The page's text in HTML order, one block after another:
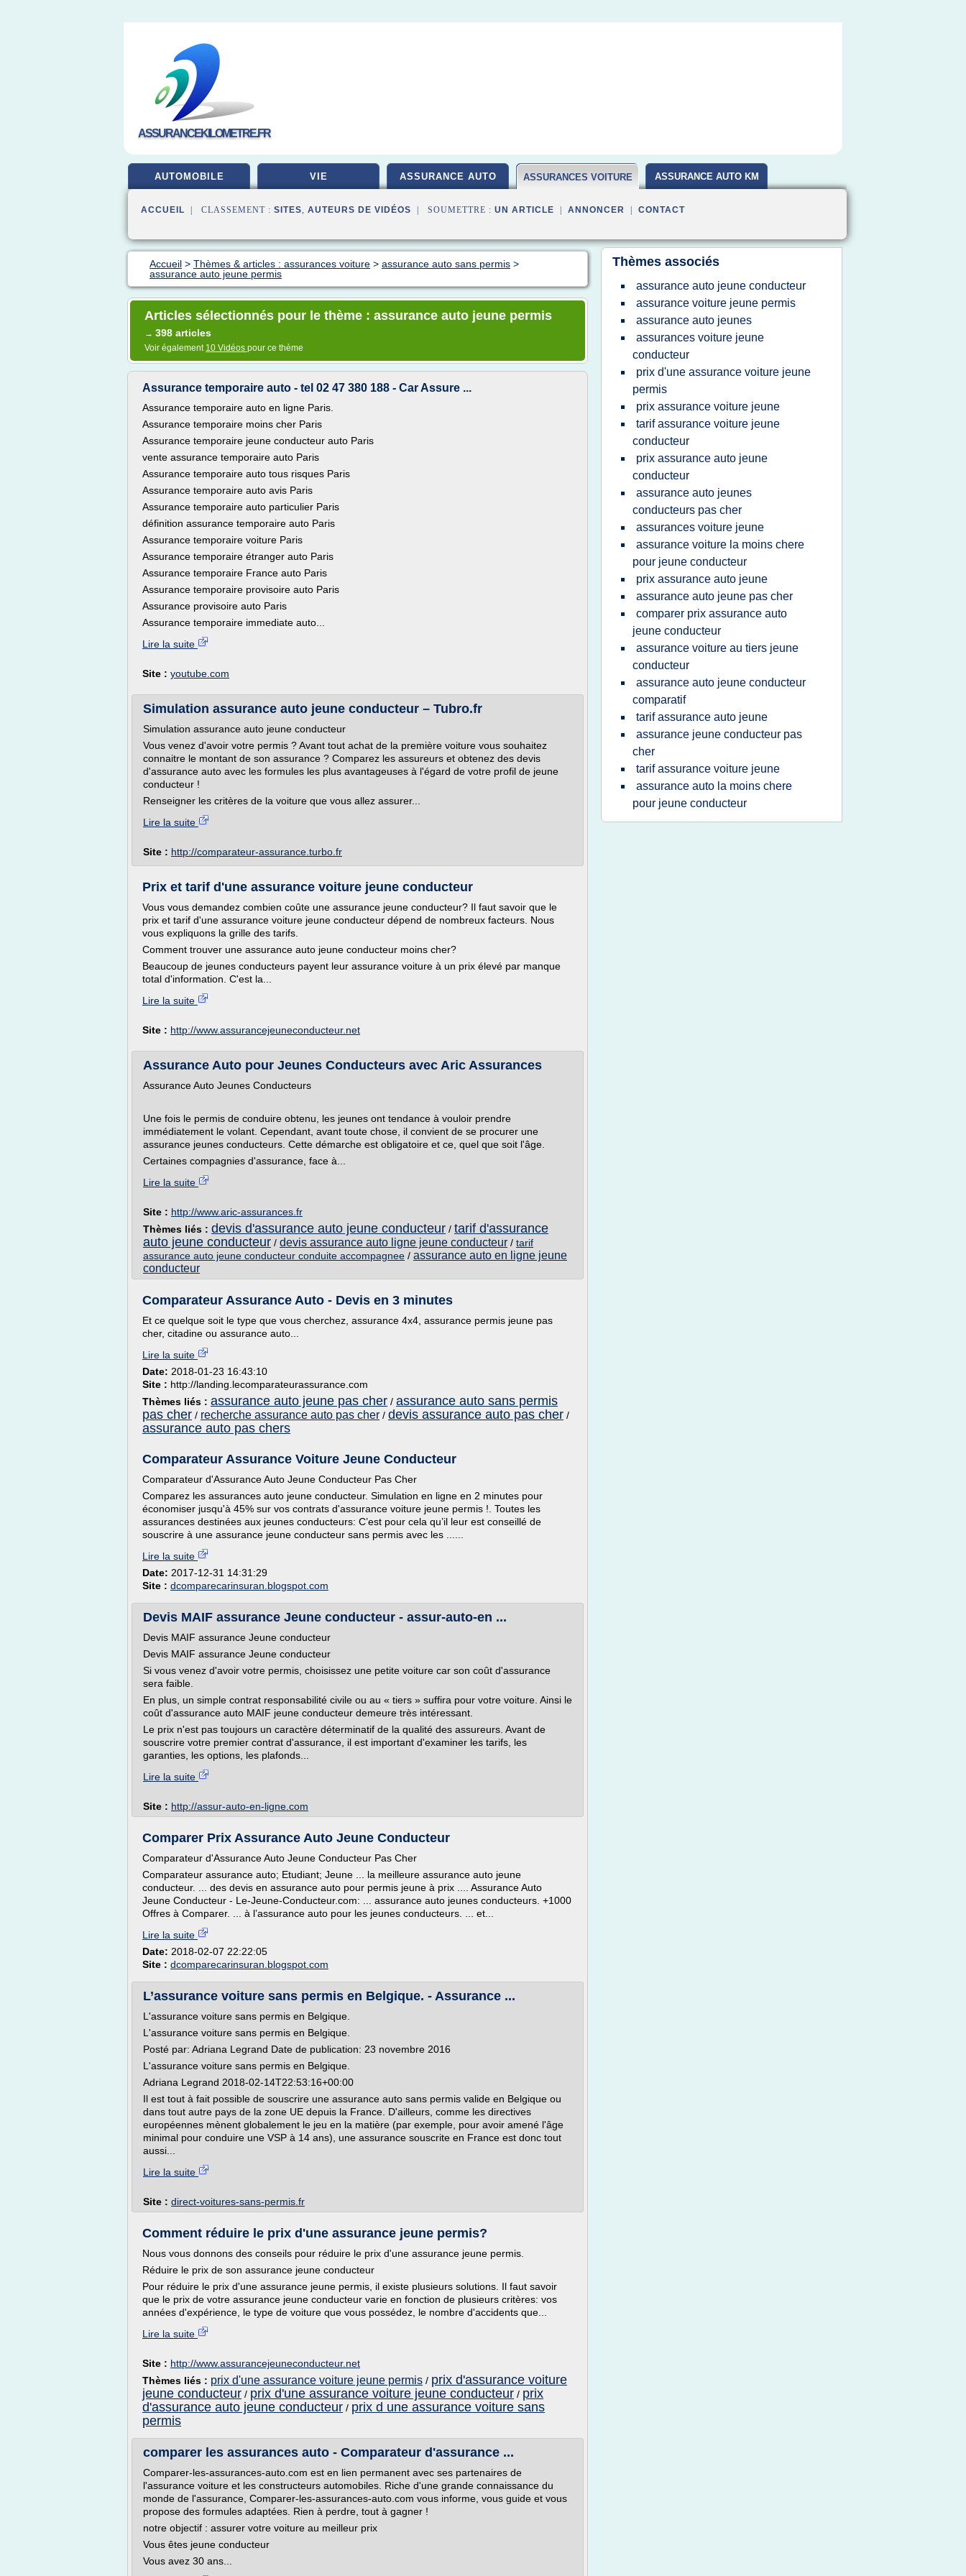
ASSURANCEKILOMETRE.FR
AUTOMOBILE VIE ASSURANCE AUTO ASSURANCES VOITURE ASSURANCE AUTO KM
ACCUEIL | CLASSEMENT : SITES, AUTEURS DE VIDÉOS | SOUMETTRE : UN ARTICLE ANNONCER CONTACT
Accueil > Thèmes & articles : assurances voiture > assurance auto sans permis >
assurance auto jeune permis
Articles sélectionnés pour le thème : assurance auto jeune permis
→ 398 articles
Voir également 10 Vidéos pour ce thème
Assurance temporaire auto - tel 02 47 380 188 - Car Assure ...
Assurance temporaire auto en ligne Paris.
Assurance temporaire moins cher Paris
Assurance temporaire jeune conducteur auto Paris
vente assurance temporaire auto Paris
Assurance temporaire auto tous risques Paris
Assurance temporaire auto avis Paris
Assurance temporaire auto particulier Paris
définition assurance temporaire auto Paris
Assurance temporaire voiture Paris
Assurance temporaire étranger auto Paris
Assurance temporaire France auto Paris
Assurance temporaire provisoire auto Paris
Assurance provisoire auto Paris
Assurance temporaire immediate auto...
Lire la suite
Site : youtube.com
Simulation assurance auto jeune conducteur – Tubro.fr
Simulation assurance auto jeune conducteur
Vous venez d'avoir votre permis ? Avant tout achat de la première voiture vous souhaitez
connaitre le montant de son assurance ? Comparez les assureurs et obtenez des devis
d'assurance auto avec les formules les plus avantageuses à l'égard de votre profil de jeune
conducteur !
Renseigner les critères de la voiture que vous allez assurer...
Lire la suite
Site : http://comparateur-assurance.turbo.fr
Prix et tarif d'une assurance voiture jeune conducteur
Vous vous demandez combien coûte une assurance jeune conducteur? Il faut savoir que le
prix et tarif d'une assurance voiture jeune conducteur dépend de nombreux facteurs. Nous
vous expliquons la grille des tarifs.
Comment trouver une assurance auto jeune conducteur moins cher?
Beaucoup de jeunes conducteurs payent leur assurance voiture à un prix élevé par manque
total d'information. C'est la...
Lire la suite
Site : http://www.assurancejeuneconducteur.net
Assurance Auto pour Jeunes Conducteurs avec Aric Assurances
Assurance Auto Jeunes Conducteurs
Une fois le permis de conduire obtenu, les jeunes ont tendance à vouloir prendre
immédiatement le volant. Cependant, avant toute chose, il convient de se procurer une
assurance jeunes conducteurs. Cette démarche est obligatoire et ce, quel que soit l'âge.
Certaines compagnies d'assurance, face à...
Lire la suite
Site : http://www.aric-assurances.fr
Thèmes liés : devis d'assurance auto jeune conducteur / tarif d'assurance
auto jeune conducteur / devis assurance auto ligne jeune conducteur / tarif
assurance auto jeune conducteur conduite accompagnee / assurance auto en ligne jeune
conducteur
Comparateur Assurance Auto - Devis en 3 minutes
Et ce quelque soit le type que vous cherchez, assurance 4x4, assurance permis jeune pas
cher, citadine ou assurance auto...
Lire la suite
Date: 2018-01-23 16:43:10
Site : http://landing.lecomparateurassurance.com
Thèmes liés : assurance auto jeune pas cher / assurance auto sans permis
pas cher / recherche assurance auto pas cher / devis assurance auto pas cher /
assurance auto pas chers
Comparateur Assurance Voiture Jeune Conducteur
Comparateur d'Assurance Auto Jeune Conducteur Pas Cher
Comparez les assurances auto jeune conducteur. Simulation en ligne en 2 minutes pour
économiser jusqu'à 45% sur vos contrats d'assurance voiture jeune permis !. Toutes les
assurances destinées aux jeunes conducteurs: C’est pour cela qu’il leur est conseillé de
souscrire à une assurance jeune conducteur sans permis avec les ......
Lire la suite
Date: 2017-12-31 14:31:29
Site : dcomparecarinsuran.blogspot.com
Devis MAIF assurance Jeune conducteur - assur-auto-en ...
Devis MAIF assurance Jeune conducteur
Devis MAIF assurance Jeune conducteur
Si vous venez d'avoir votre permis, choisissez une petite voiture car son coût d'assurance
sera faible.
En plus, un simple contrat responsabilité civile ou au « tiers » suffira pour votre voiture. Ainsi le
coût d'assurance auto MAIF jeune conducteur demeure très intéressant.
Le prix n'est pas toujours un caractère déterminatif de la qualité des assureurs. Avant de
souscrire votre premier contrat d'assurance, il est important d'examiner les tarifs, les
garanties, les options, les plafonds...
Lire la suite
Site : http://assur-auto-en-ligne.com
Comparer Prix Assurance Auto Jeune Conducteur
Comparateur d'Assurance Auto Jeune Conducteur Pas Cher
Comparateur assurance auto; Etudiant; Jeune ... la meilleure assurance auto jeune
conducteur. ... des devis en assurance auto pour permis jeune à prix .... Assurance Auto
Jeune Conducteur - Le-Jeune-Conducteur.com: ... assurance auto jeunes conducteurs. +1000
Offres à Comparer. ... à l’assurance auto pour les jeunes conducteurs. ... et...
Lire la suite
Date: 2018-02-07 22:22:05
Site : dcomparecarinsuran.blogspot.com
L’assurance voiture sans permis en Belgique. - Assurance ...
L'assurance voiture sans permis en Belgique.
L'assurance voiture sans permis en Belgique.
Posté par: Adriana Legrand Date de publication: 23 novembre 2016
L'assurance voiture sans permis en Belgique.
Adriana Legrand 2018-02-14T22:53:16+00:00
Il est tout à fait possible de souscrire une assurance auto sans permis valide en Belgique ou
dans tout autre pays de la zone UE depuis la France. D'ailleurs, comme les directives
européennes mènent globalement le jeu en la matière (par exemple, pour avoir amené l'âge
minimal pour conduire une VSP à 14 ans), une assurance souscrite en France est donc tout
aussi...
Lire la suite
Site : direct-voitures-sans-permis.fr
Comment réduire le prix d'une assurance jeune permis?
Nous vous donnons des conseils pour réduire le prix d'une assurance jeune permis.
Réduire le prix de son assurance jeune conducteur
Pour réduire le prix d'une assurance jeune permis, il existe plusieurs solutions. Il faut savoir
que le prix de votre assurance jeune conducteur varie en fonction de plusieurs critères: vos
années d'expérience, le type de voiture que vous possédez, le nombre d'accidents que...
Lire la suite
Site : http://www.assurancejeuneconducteur.net
Thèmes liés : prix d'une assurance voiture jeune permis / prix d'assurance voiture
jeune conducteur / prix d'une assurance voiture jeune conducteur / prix
d'assurance auto jeune conducteur / prix d une assurance voiture sans
permis
comparer les assurances auto - Comparateur d'assurance ...
Comparer-les-assurances-auto.com est en lien permanent avec ses partenaires de
l'assurance voiture et les constructeurs automobiles. Riche d'une grande connaissance du
monde de l'assurance, Comparer-les-assurances-auto.com vous informe, vous guide et vous
propose des formules adaptées. Rien à perdre, tout à gagner !
notre objectif : assurer votre voiture au meilleur prix
Vous êtes jeune conducteur
Vous avez 30 ans...
Thèmes associés
assurance auto jeune conducteur
assurance voiture jeune permis
assurance auto jeunes
assurances voiture jeune
conducteur
prix d'une assurance voiture jeune
permis
prix assurance voiture jeune
tarif assurance voiture jeune
conducteur
prix assurance auto jeune
conducteur
assurance auto jeunes
conducteurs pas cher
assurances voiture jeune
assurance voiture la moins chere
pour jeune conducteur
prix assurance auto jeune
assurance auto jeune pas cher
comparer prix assurance auto
jeune conducteur
assurance voiture au tiers jeune
conducteur
assurance auto jeune conducteur
comparatif
tarif assurance auto jeune
assurance jeune conducteur pas
cher
tarif assurance voiture jeune
assurance auto la moins chere
pour jeune conducteur